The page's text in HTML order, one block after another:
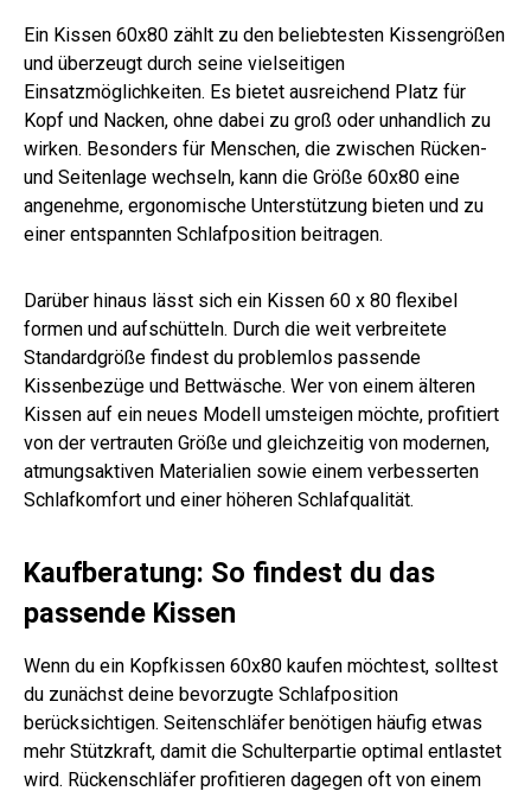
Ein Kissen 60x80 zählt zu den beliebtesten Kissengrößen
und überzeugt durch seine vielseitigen
Einsatzmöglichkeiten. Es bietet ausreichend Platz für
Kopf und Nacken, ohne dabei zu groß oder unhandlich zu
wirken. Besonders für Menschen, die zwischen Rücken-
und Seitenlage wechseln, kann die Größe 60x80 eine
angenehme, ergonomische Unterstützung bieten und zu
einer entspannten Schlafposition beitragen.
Darüber hinaus lässt sich ein Kissen 60 x 80 flexibel
formen und aufschütteln. Durch die weit verbreitete
Standardgröße findest du problemlos passende
Kissenbezüge und Bettwäsche. Wer von einem älteren
Kissen auf ein neues Modell umsteigen möchte, profitiert
von der vertrauten Größe und gleichzeitig von modernen,
atmungsaktiven Materialien sowie einem verbesserten
Schlafkomfort und einer höheren Schlafqualität.
Kaufberatung: So findest du das
passende Kissen
Wenn du ein Kopfkissen 60x80 kaufen möchtest, solltest
du zunächst deine bevorzugte Schlafposition
berücksichtigen. Seitenschläfer benötigen häufig etwas
mehr Stützkraft, damit die Schulterpartie optimal entlastet
wird. Rückenschläfer profitieren dagegen oft von einem